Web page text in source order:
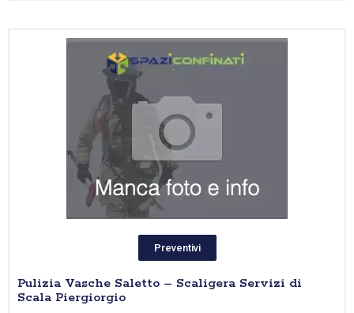
Preventivi
Pulizia Vasche Saletto – Scaligera Servizi di
Scala Piergiorgio